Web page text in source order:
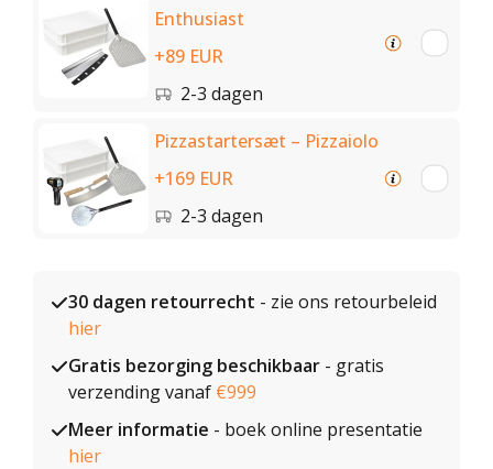
Enthusiast
+89 EUR
2-3 dagen
Pizzastartersæt – Pizzaiolo
+169 EUR
2-3 dagen
30 dagen retourrecht - zie ons retourbeleid
hier
Gratis bezorging beschikbaar - gratis
verzending vanaf €999
Meer informatie - boek online presentatie
hier